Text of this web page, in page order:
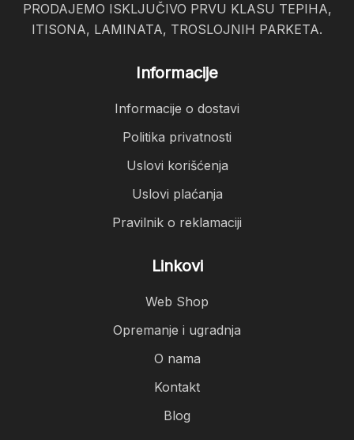
PRODAJEMO ISKLJUČIVO PRVU KLASU TEPIHA,
ITISONA, LAMINATA, TROSLOJNIH PARKETA.
Informacije
Informacije o dostavi
Politika privatnosti
Uslovi korišćenja
Uslovi plaćanja
Pravilnik o reklamaciji
Linkovi
Web Shop
Opremanje i ugradnja
O nama
Kontakt
Blog